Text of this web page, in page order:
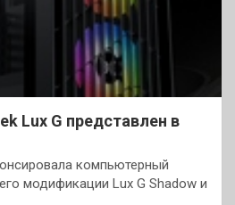
Lux G представлен в
компьютерный
модификации Lux G Shadow и